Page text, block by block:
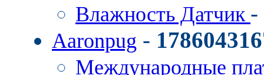
Влажность Датчик -
Aaronpug -
Международные